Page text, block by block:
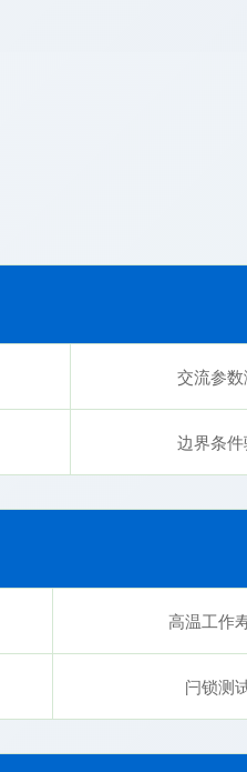
交流参
边界条
高温工作
闩锁测